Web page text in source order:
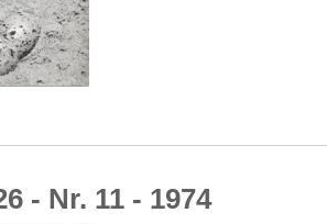
- Nr. 11 - 1974